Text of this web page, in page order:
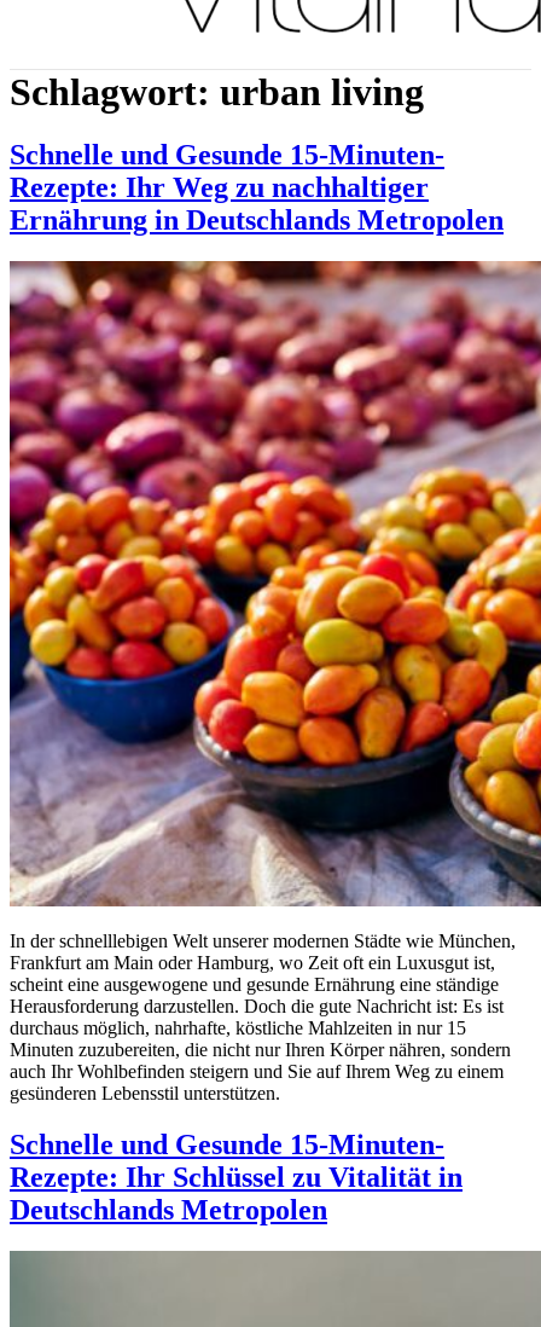
Schlagwort: urban living
Schnelle und Gesunde 15-Minuten-
Rezepte: Ihr Weg zu nachhaltiger
Ernährung in Deutschlands Metropolen
In der schnelllebigen Welt unserer modernen Städte wie München,
Frankfurt am Main oder Hamburg, wo Zeit oft ein Luxusgut ist,
scheint eine ausgewogene und gesunde Ernährung eine ständige
Herausforderung darzustellen. Doch die gute Nachricht ist: Es ist
durchaus möglich, nahrhafte, köstliche Mahlzeiten in nur 15
Minuten zuzubereiten, die nicht nur Ihren Körper nähren, sondern
auch Ihr Wohlbefinden steigern und Sie auf Ihrem Weg zu einem
gesünderen Lebensstil unterstützen.
Schnelle und Gesunde 15-Minuten-
Rezepte: Ihr Schlüssel zu Vitalität in
Deutschlands Metropolen